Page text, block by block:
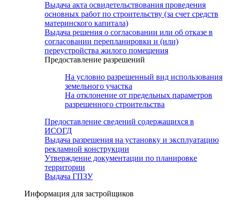
Выдача акта освидетельствования проведения
основных работ по строительству (за счет средств
материнского капитала)
Выдача решения о согласовании или об отказе в
согласовании перепланировки и (или)
переустройства жилого помещения
Предоставление разрешений
На условно разрешенный вид использования
земельного участка
На отклонение от предельных параметров
разрешенного строительства
Предоставление сведений содержащихся в
ИСОГД
Выдача разрешения на установку и эксплуатацию
рекламной конструкции
Утверждение документации по планировке
территории
Выдача ГПЗУ
Информация для застройщиков